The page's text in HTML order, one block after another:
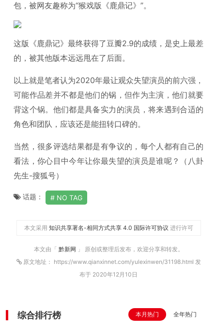
包，被网友趣称为“猴戏版《鹿鼎记》”。
这版《鹿鼎记》最终获得了豆瓣2.9的成绩，是史上最差
的，被其他版本远远甩在了后面。
以上就是笔者认为2020年最让观众失望演员的前六强，
可能作品差并不都是他们的锅，但作为主演，他们就要
背这个锅。他们都是具备实力的演员，将来遇到合适的
角色和团队，应该还是能扭转口碑的。
当然，很多评选结果都是有争议的，每个人都有自己的
看法，你心目中今年让你最失望的演员是谁呢？（八卦
先生-搜狐号）
话题： NO TAG
本文采用 知识共享署名-相同方式共享 4.0 国际许可协议 进行许可
本文由「 黔新网 」 原创或整理后发布，欢迎分享和转发。
原文地址： https://www.qianxinnet.com/yulexinwen/31198.html 发
布于 2020年12月10日
综合排行榜 本月热门 全年热门